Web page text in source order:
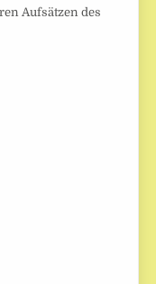
Aufsätzen des